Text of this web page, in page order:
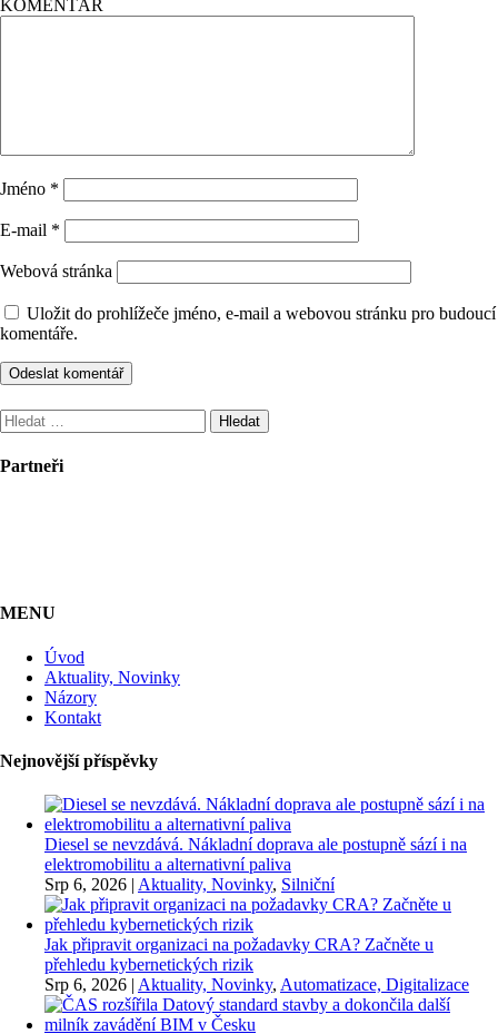
KOMENTÁŘ
Jméno *
E-mail *
Webová stránka
Uložit do prohlížeče jméno, e-mail a webovou stránku pro budoucí
komentáře.
Vyhledávání
Partneři
MENU
Úvod
Aktuality, Novinky
Názory
Kontakt
Nejnovější příspěvky
Diesel se nevzdává. Nákladní doprava ale postupně sází i na
elektromobilitu a alternativní paliva
Srp 6, 2026 | Aktuality, Novinky, Silniční
Jak připravit organizaci na požadavky CRA? Začněte u
přehledu kybernetických rizik
Srp 6, 2026 | Aktuality, Novinky, Automatizace, Digitalizace